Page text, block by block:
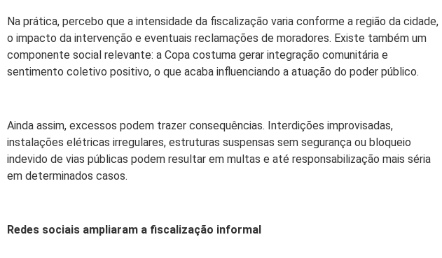
Na prática, percebo que a intensidade da fiscalização varia conforme a região da cidade,
o impacto da intervenção e eventuais reclamações de moradores. Existe também um
componente social relevante: a Copa costuma gerar integração comunitária e
sentimento coletivo positivo, o que acaba influenciando a atuação do poder público.
Ainda assim, excessos podem trazer consequências. Interdições improvisadas,
instalações elétricas irregulares, estruturas suspensas sem segurança ou bloqueio
indevido de vias públicas podem resultar em multas e até responsabilização mais séria
em determinados casos.
Redes sociais ampliaram a fiscalização informal